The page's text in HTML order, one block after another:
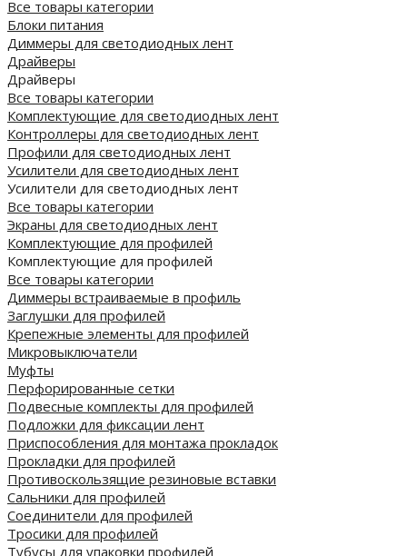
Все товары категории
Блоки питания
Диммеры для светодиодных лент
Драйверы
Драйверы
Все товары категории
Комплектующие для светодиодных лент
Контроллеры для светодиодных лент
Профили для светодиодных лент
Усилители для светодиодных лент
Усилители для светодиодных лент
Все товары категории
Экраны для светодиодных лент
Комплектующие для профилей
Комплектующие для профилей
Все товары категории
Диммеры встраиваемые в профиль
Заглушки для профилей
Крепежные элементы для профилей
Микровыключатели
Муфты
Перфорированные сетки
Подвесные комплекты для профилей
Подложки для фиксации лент
Приспособления для монтажа прокладок
Прокладки для профилей
Противоскользящие резиновые вставки
Сальники для профилей
Соединители для профилей
Тросики для профилей
Тубусы для упаковки профилей